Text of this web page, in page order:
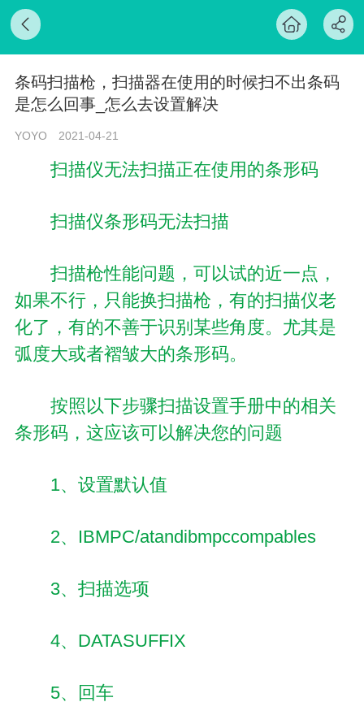
条码扫描枪，扫描器在使用的时候扫不出条码
是怎么回事_怎么去设置解决
YOYO 2021-04-21
扫描仪无法扫描正在使用的条形码
扫描仪条形码无法扫描
扫描枪性能问题，可以试的近一点，
如果不行，只能换扫描枪，有的扫描仪老
化了，有的不善于识别某些角度。尤其是
弧度大或者褶皱大的条形码。
按照以下步骤扫描设置手册中的相关
条形码，这应该可以解决您的问题
1、设置默认值
2、IBMPC/atandibmpccompables
3、扫描选项
4、DATASUFFIX
5、回车